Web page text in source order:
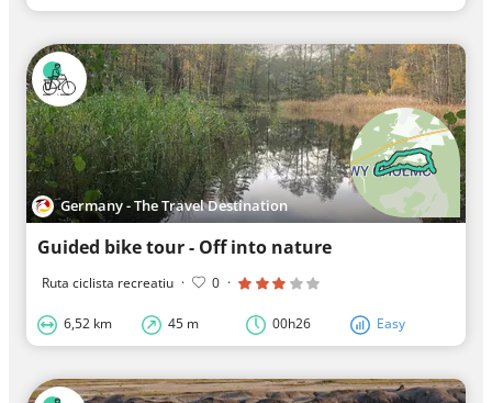
Germany - The Travel Destination
Guided bike tour - Off into nature
Ruta ciclista recreatiu · 0 ·
6,52 km 45 m 00h26 Easy